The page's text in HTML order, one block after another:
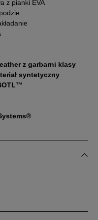
Powiadom o dostępności
Powiadom o dostępności
dotyczą długości stopy.
z pianki EVA
z garbarni klasy
syntetyczny